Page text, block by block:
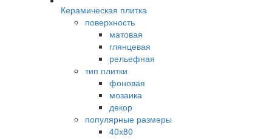
Керамическая плитка
поверхность
матовая
глянцевая
рельефная
тип плитки
фоновая
мозаика
декор
популярные размеры
40х80